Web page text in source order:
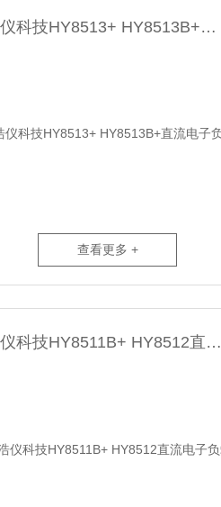
浩仪科技HY8513+ HY8513B+直流电子负载
查看更多 +
浩仪科技HY8511B+ HY8512直流电子负载